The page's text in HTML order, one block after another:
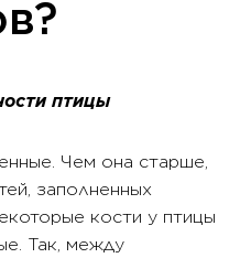
птицы
Чем она старше,
заполненных
кости у птицы
Так, между